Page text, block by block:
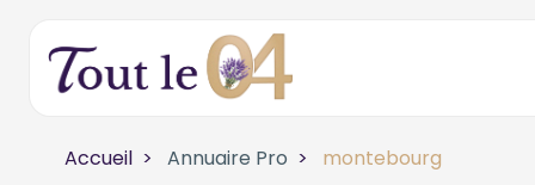
Accueil Annuaire Pro montebourg